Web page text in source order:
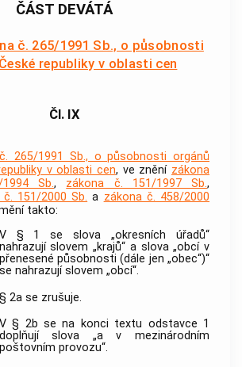
ČÁST DEVÁTÁ
č. 265/1991 Sb., o působnosti
republiky v oblasti cen
Čl. IX
265/1991 Sb., o působnosti orgánů
v oblasti cen, ve znění zákona
Sb., zákona č. 151/1997 Sb.,
č. 151/2000 Sb. a zákona č. 458/2000
takto:
V § 1 se slova „okresních úřadů“
nahrazují slovem „krajů“ a slova „obcí v
přenesené působnosti (dále jen „obec“)“
se nahrazují slovem „obcí“.
§ 2a se zrušuje.
V § 2b se na konci textu odstavce 1
doplňují slova „a v mezinárodním
poštovním provozu“.